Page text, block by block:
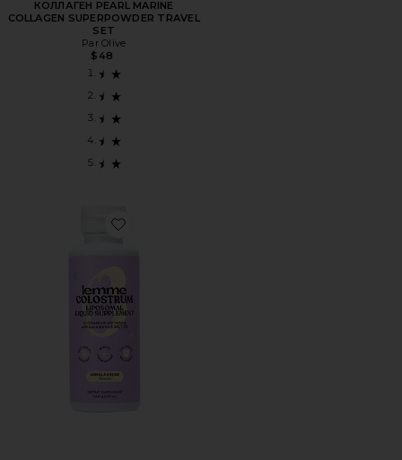
КОЛЛАГЕН PEARL MARINE
COLLAGEN SUPERPOWDER TRAVEL
SET
Par Olive
$48
Favorite МОЛОЗИВО COLOSTRUM LIPOSOMAL LIQUID